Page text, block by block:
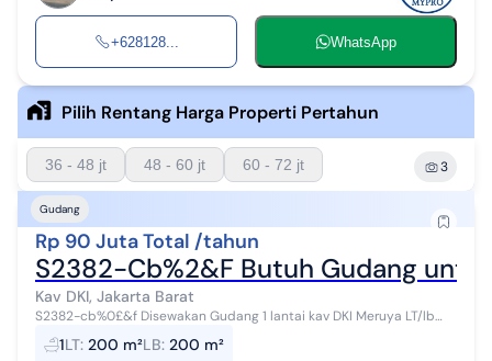
+628128... WhatsApp
Pilih Rentang Harga Properti Pertahun
36 - 48 jt 48 - 60 jt 60 - 72 jt 3
Gudang
Rp 90 Juta Total /tahun
S2382-Cb%2&F Butuh Gudang
Kav DKI, Jakarta Barat
S2382-cb%0£&f Disewakan Gudang 1 lantai kav DKI Meruya LT/lb
200 M2 PLN 7700 w, air tanah Hadap selatan Ada kmr & kamar
mandi Ceiling tinggi ...
1LT: 200 m²LB: 200 m²